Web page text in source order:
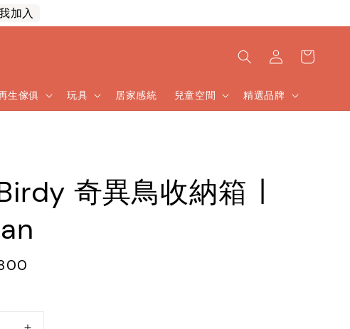
加入
生傢俱 玩具 居家感統 兒童空間 精選品牌
奇異鳥收納箱 ∣